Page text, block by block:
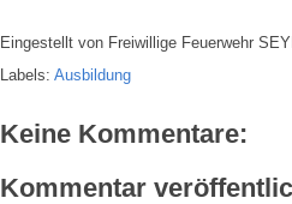
Eingestellt von Freiwillige Feuerwehr
Labels: Ausbildung
Keine Kommentare:
Kommentar